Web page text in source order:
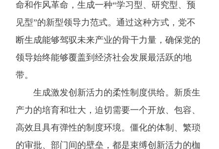
命和作风革命，生成一种“学习型、研究型、预
见型”的新型领导力范式。通过这种方式，党不
断生成能够驾驭未来产业的骨干力量，确保党的
领导始终能够覆盖到经济社会发展最活跃的地
带。
生成激发创新活力的柔性制度供给。新质生
产力的培育和壮大，迫切需要一个开放、包容、
高效且具有弹性的制度环境。僵化的体制、繁琐
的审批、部门间的壁垒，都是束缚创新活力的枷